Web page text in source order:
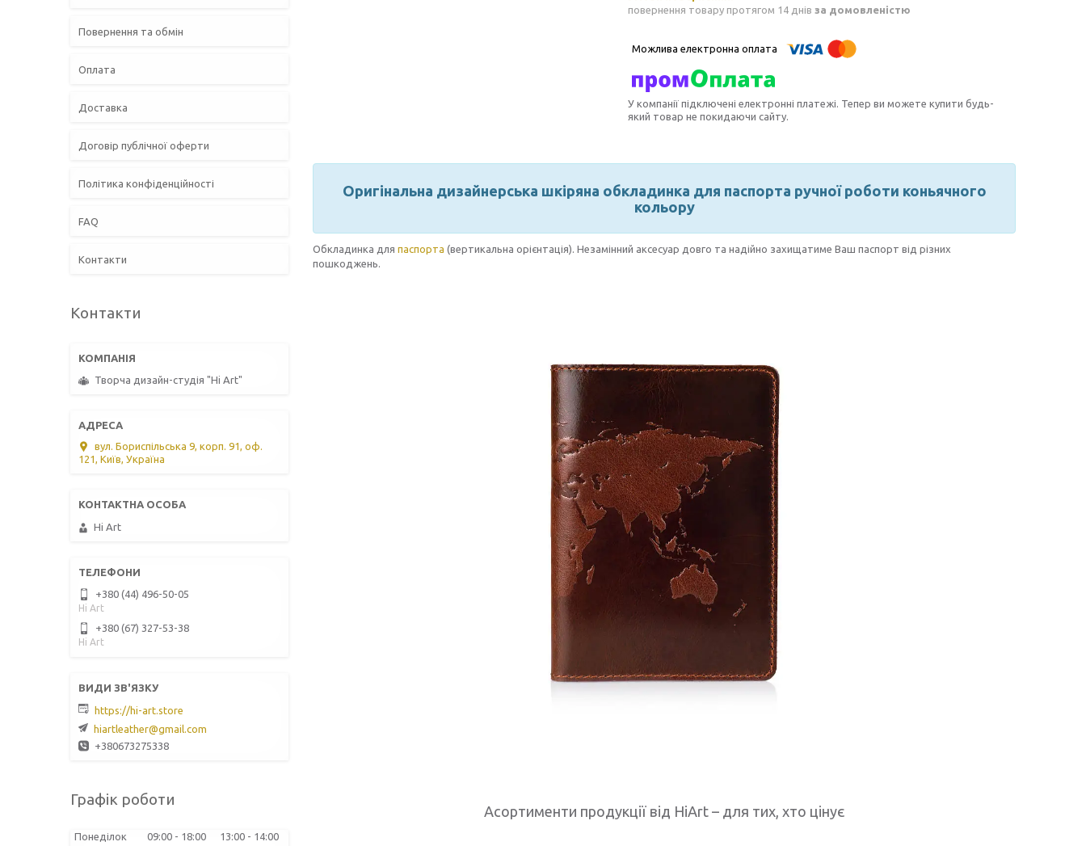
повернення товару протягом 14 днів за домовленістю
У компанії підключені електронні платежі. Тепер ви можете купити будь-
який товар не покидаючи сайту.
Оригінальна дизайнерська шкіряна обкладинка для паспорта ручної роботи коньячного
кольору
Обкладинка для паспорта (вертикальна орієнтація). Незамінний аксесуар довго та надійно захищатиме Ваш паспорт від різних
пошкоджень.
Асортименти продукції від HiArt – для тих, хто цінує
Повернення та обмін
Оплата
Доставка
Договір публічної оферти
Політика конфіденційності
FAQ
Контакти
Контакти
Творча дизайн-студія "Hi Art"
вул. Бориспільська 9, корп. 91, оф.
121, Київ, Україна
Hi Art
+380 (44) 496-50-05
Hi Art
+380 (67) 327-53-38
Hi Art
https://hi-art.store
hiartleather@gmail.com
+380673275338
Графік роботи
Понеділок 09:00 18:00 13:00
14:00